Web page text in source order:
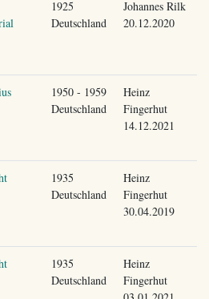
1925
Deutschland
Johannes Rilk
20.12.2020
1950 - 1959
Deutschland
Heinz
Fingerhut
14.12.2021
1935
Deutschland
Heinz
Fingerhut
30.04.2019
1935
Deutschland
Heinz
Fingerhut